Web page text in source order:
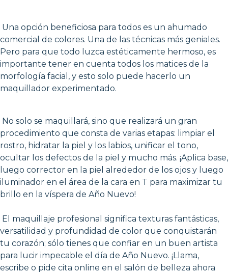
Una opción beneficiosa para todos es un ahumado
comercial de colores. Una de las técnicas más geniales.
Pero para que todo luzca estéticamente hermoso, es
importante tener en cuenta todos los matices de la
morfología facial, y esto solo puede hacerlo un
maquillador experimentado.
No solo se maquillará, sino que realizará un gran
procedimiento que consta de varias etapas: limpiar el
rostro, hidratar la piel y los labios, unificar el tono,
ocultar los defectos de la piel y mucho más. ¡Aplica base,
luego corrector en la piel alrededor de los ojos y luego
iluminador en el área de la cara en T para maximizar tu
brillo en la víspera de Año Nuevo!
El maquillaje profesional significa texturas fantásticas,
versatilidad y profundidad de color que conquistarán
tu corazón; sólo tienes que confiar en un buen artista
para lucir impecable el día de Año Nuevo. ¡Llama,
escribe o pide cita online en el salón de belleza ahora